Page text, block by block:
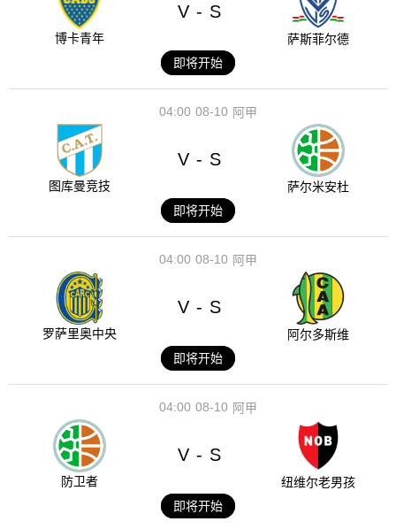
博卡青年
V - S
萨斯菲尔德
即将开始
08-10
04:00 阿甲
图库曼竞技
V - S
萨尔米安杜
即将开始
08-10
04:00 阿甲
罗萨里奥中央
V - S
阿尔多斯维
即将开始
08-10
04:00 阿甲
防卫者
V - S
纽维尔老男孩
即将开始